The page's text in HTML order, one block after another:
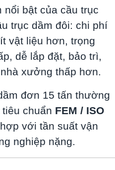
bật của cầu trục
trục dầm đôi: chi phí
vật liệu hơn, trọng
dễ lắp đặt, bảo trì,
xưởng thấp hơn.
đơn 15 tấn thường
chuẩn FEM / ISO
với tần suất vận
nghiệp nặng.